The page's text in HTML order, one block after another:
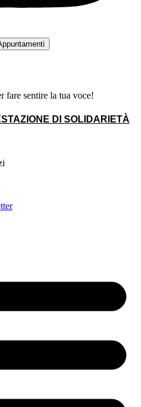
fare sentire la tua voce!
DI SOLIDARIETÀ